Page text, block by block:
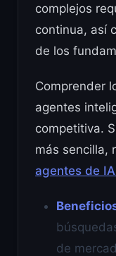
complejos
continua, así
de los
Comprender
agentes
competitiva.
más sencilla,
agentes de
de